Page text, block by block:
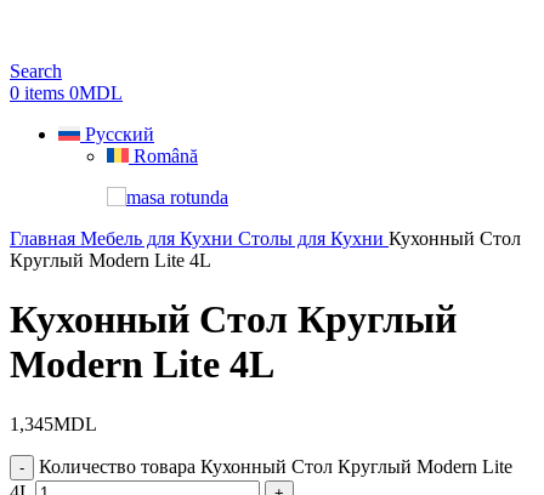
Search
0 items 0MDL
Русский
Română
Главная Мебель для Кухни Столы для Кухни Кухонный Стол
Круглый Modern Lite 4L
Кухонный Стол Круглый
Modern Lite 4L
1,345MDL
Количество товара Кухонный Стол Круглый Modern Lite